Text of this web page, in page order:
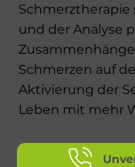
Schmerztherapie
und der Analyse
Schmerzen auf
Aktivierung der
Leben mit mehr